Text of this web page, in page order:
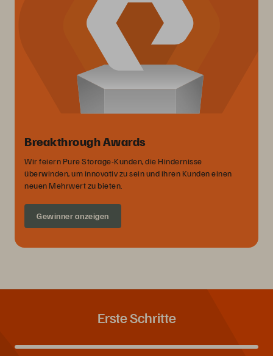
Breakthrough Awards
Wir feiern Pure Storage-Kunden, die Hindernisse
überwinden, um innovativ zu sein und ihren Kunden einen
neuen Mehrwert zu bieten.
Gewinner anzeigen
Erste Schritte